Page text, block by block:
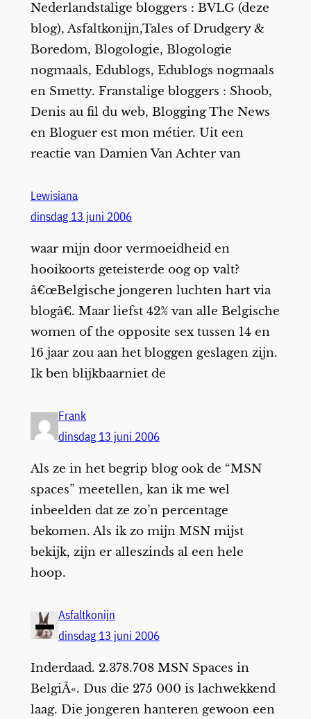
Nederlandstalige bloggers : BVLG (deze
blog), Asfaltkonijn,Tales of Drudgery &
Boredom, Blogologie, Blogologie
nogmaals, Edublogs, Edublogs nogmaals
en Smetty. Franstalige bloggers : Shoob,
Denis au fil du web, Blogging The News
en Bloguer est mon métier. Uit een
reactie van Damien Van Achter van
Lewisiana
dinsdag 13 juni 2006
waar mijn door vermoeidheid en
hooikoorts geteisterde oog op valt?
â€œBelgische jongeren luchten hart via
blogâ€. Maar liefst 42% van alle Belgische
women of the opposite sex tussen 14 en
16 jaar zou aan het bloggen geslagen zijn.
Ik ben blijkbaarniet de
Frank
dinsdag 13 juni 2006
Als ze in het begrip blog ook de “MSN
spaces” meetellen, kan ik me wel
inbeelden dat ze zo’n percentage
bekomen. Als ik zo mijn MSN mijst
bekijk, zijn er alleszinds al een hele
hoop.
Asfaltkonijn
dinsdag 13 juni 2006
Inderdaad. 2.378.708 MSN Spaces in
BelgiÃ«. Dus die 275 000 is lachwekkend
laag. Die jongeren hanteren gewoon een